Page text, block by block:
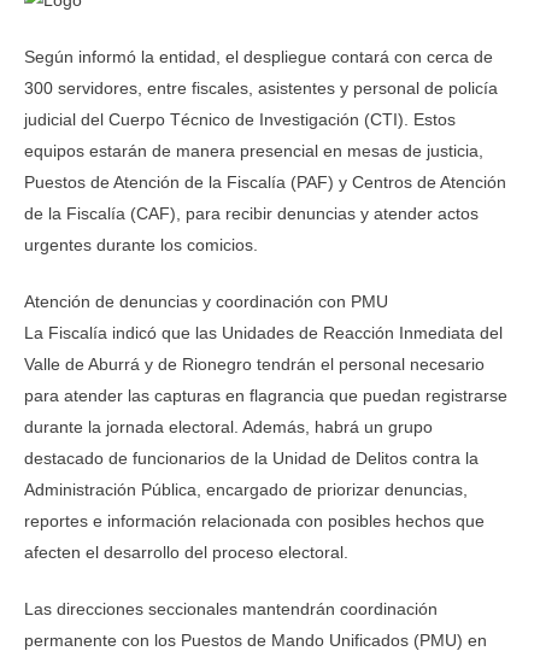
Según informó la entidad, el despliegue contará con cerca de
300 servidores, entre fiscales, asistentes y personal de policía
judicial del Cuerpo Técnico de Investigación (CTI). Estos
equipos estarán de manera presencial en mesas de justicia,
Puestos de Atención de la Fiscalía (PAF) y Centros de Atención
de la Fiscalía (CAF), para recibir denuncias y atender actos
urgentes durante los comicios.
Atención de denuncias y coordinación con PMU
La Fiscalía indicó que las Unidades de Reacción Inmediata del
Valle de Aburrá y de Rionegro tendrán el personal necesario
para atender las capturas en flagrancia que puedan registrarse
durante la jornada electoral. Además, habrá un grupo
destacado de funcionarios de la Unidad de Delitos contra la
Administración Pública, encargado de priorizar denuncias,
reportes e información relacionada con posibles hechos que
afecten el desarrollo del proceso electoral.
Las direcciones seccionales mantendrán coordinación
permanente con los Puestos de Mando Unificados (PMU) en